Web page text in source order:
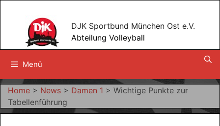
springen
DJK Sportbund München Ost e.V.
Abteilung Volleyball
Menü
Home > News > Damen 1 > Wichtige Punkte zur
Tabellenführung